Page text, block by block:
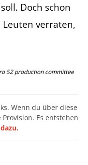
Doch schon
verraten,
S2 production committee
Wenn du über diese
Es entstehen